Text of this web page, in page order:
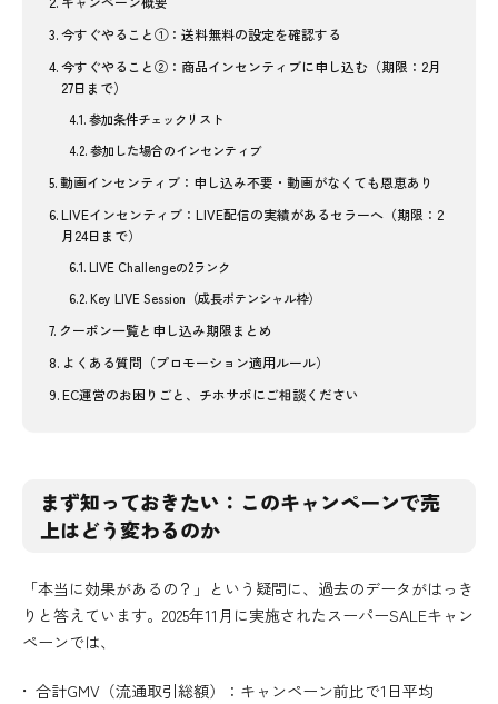
今すぐやること①：送料無料の設定を確認する
今すぐやること②：商品インセンティブに申し込む（期限：2月
27日まで）
参加条件チェックリスト
参加した場合のインセンティブ
動画インセンティブ：申し込み不要・動画がなくても恩恵あり
LIVEインセンティブ：LIVE配信の実績があるセラーへ（期限：2
月24日まで）
LIVE Challengeの2ランク
Key LIVE Session（成長ポテンシャル枠）
クーポン一覧と申し込み期限まとめ
よくある質問（プロモーション適用ルール）
EC運営のお困りごと、チホサポにご相談ください
まず知っておきたい：このキャンペーンで売
上はどう変わるのか
「本当に効果があるの？」という疑問に、過去のデータがはっき
りと答えています。2025年11月に実施されたスーパーSALEキャン
ペーンでは、
• 合計GMV（流通取引総額）：キャンペーン前比で1日平均